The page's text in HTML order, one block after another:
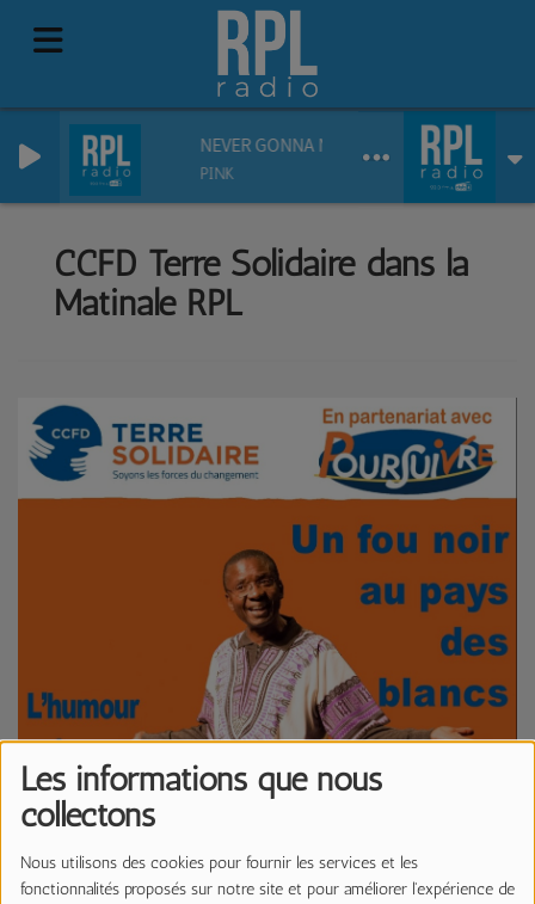
Les informations que nous
collectons
Nous utilisons des cookies pour fournir les services et les
fonctionnalités proposés sur notre site et pour améliorer l'expérience de
NEVER GONNA NOT DANCE AGAIN
PINK
CCFD Terre Solidaire dans la
Matinale RPL
05 NOVEMBRE 2019 - 7796 VUES